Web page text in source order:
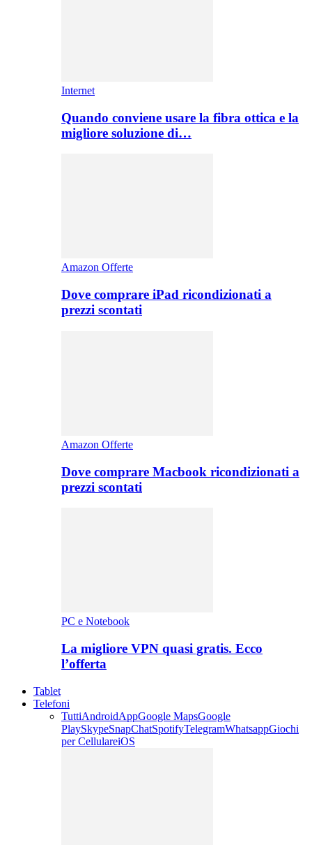
Internet
Quando conviene usare la fibra ottica e la
migliore soluzione di…
Amazon Offerte
Dove comprare iPad ricondizionati a
prezzi scontati
Amazon Offerte
Dove comprare Macbook ricondizionati a
prezzi scontati
PC e Notebook
La migliore VPN quasi gratis. Ecco
l’offerta
Tablet
Telefoni
TuttiAndroidAppGoogle MapsGoogle
PlaySkypeSnapChatSpotifyTelegramWhatsappGiochi
per CellulareiOS